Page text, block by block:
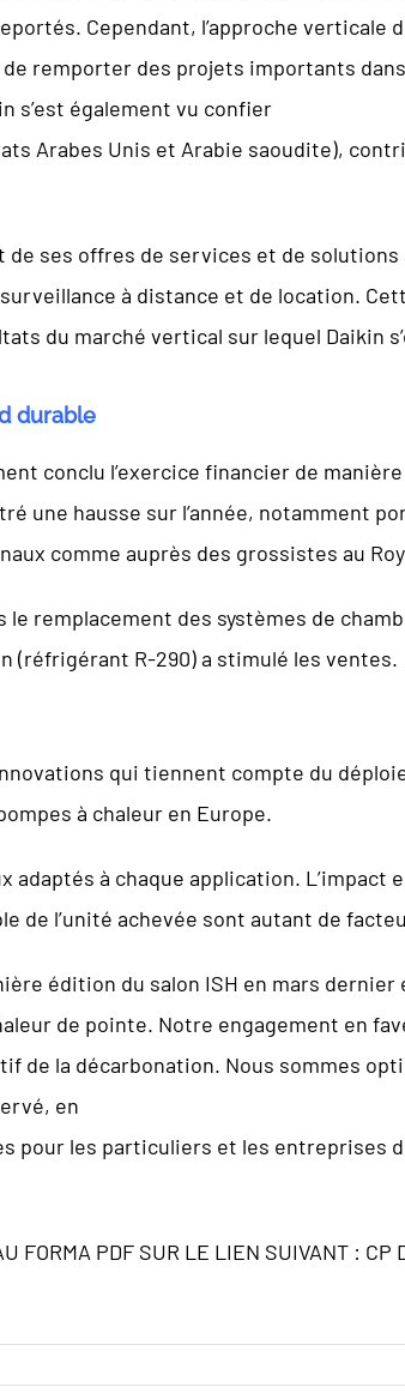
Cependant, l’approche
remporter des projets importants
s’est également vu confier
Arabes Unis et Arabie saoudite),
ses offres de services et de solutions
à distance et de location.
du marché vertical sur lequel Daikin
durable
conclu l’exercice financier de
une hausse sur l’année, notamment
comme auprès des grossistes au
remplacement des systèmes de
(réfrigérant R-290) a stimulé les ventes.
qui tiennent compte du
à chaleur en Europe.
à chaque application.
de l’unité achevée sont autant de
édition du salon ISH en mars
de pointe. Notre engagement en
de la décarbonation. Nous sommes
en
les particuliers et les entreprises
FORMA PDF SUR LE LIEN SUIVANT : CP